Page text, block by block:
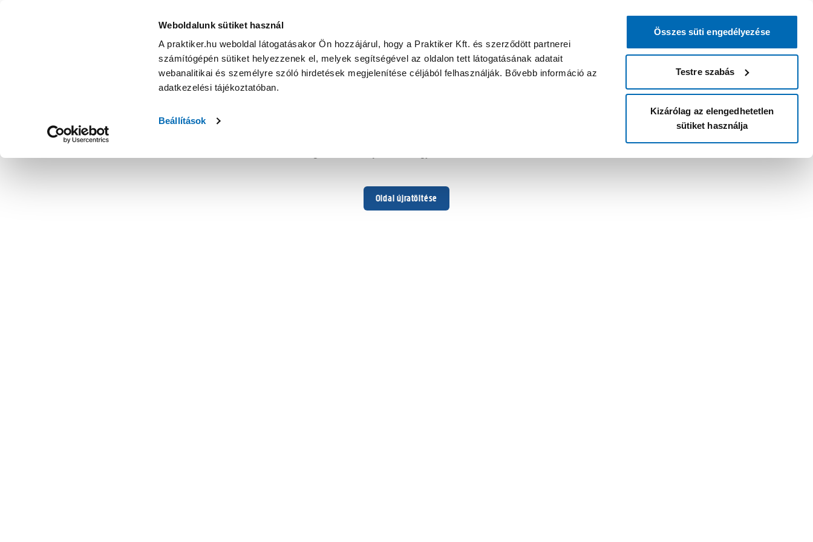
Weboldalunk sütiket használ
A praktiker.hu weboldal látogatásakor Ön hozzájárul, hogy a Praktiker Kft. és szerződött partnerei
számítógépén sütiket helyezzenek el, melyek segítségével az oldalon tett látogatásának adatait
webanalitikai és személyre szóló hirdetések megjelenítése céljából felhasználják. Bővebb információ az
adatkezelési tájékoztatóban.
Beállítások
Összes süti engedélyezése
Testre szabás
Kizárólag az elengedhetetlen
sütiket használja
Oldal újratöltése